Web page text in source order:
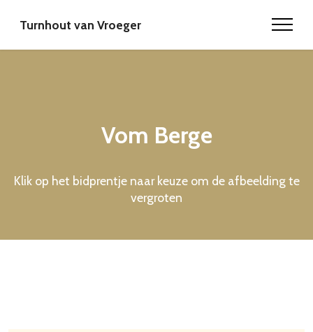
Turnhout van Vroeger
Vom Berge
Klik op het bidprentje naar keuze om de afbeelding te
vergroten